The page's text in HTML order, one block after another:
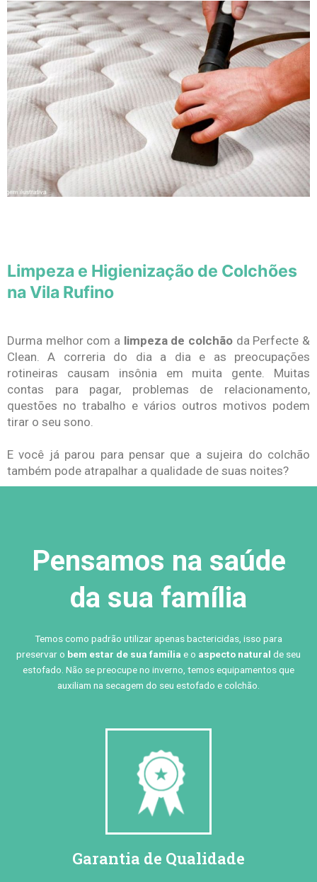
Limpeza e Higienização de Colchões
na Vila Rufino
Durma melhor com a limpeza de colchão da Perfecte &
Clean. A correria do dia a dia e as preocupações
rotineiras causam insônia em muita gente. Muitas
contas para pagar, problemas de relacionamento,
questões no trabalho e vários outros motivos podem
tirar o seu sono.
E você já parou para pensar que a sujeira do colchão
também pode atrapalhar a qualidade de suas noites?
Pensamos na saúde
da sua família
Temos como padrão utilizar apenas bactericidas, isso para
preservar o bem estar de sua família e o aspecto natural de seu
estofado. Não se preocupe no inverno, temos equipamentos que
auxiliam na secagem do seu estofado e colchão.
Garantia de Qualidade